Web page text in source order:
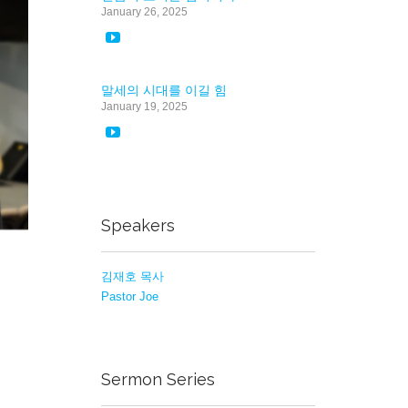
January 26, 2025

말세의 시대를 이길 힘
January 19, 2025

Speakers
김재호 목사
Pastor Joe
Sermon Series